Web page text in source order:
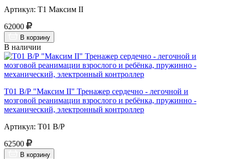
Артикул: Т1 Максим II
62000
В корзину
В наличии
Т01 В/Р "Максим II" Тренажер сердечно - легочной и
мозговой реанимации взрослого и ребёнка, пружинно -
механический, электронный контроллер
Артикул: Т01 В/Р
62500
В корзину